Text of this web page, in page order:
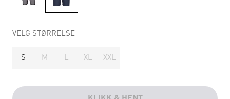
VELG STØRRELSE
S M L XL XXL